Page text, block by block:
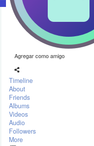
Agregar como amigo
Timeline
About
Friends
Albums
Videos
Audio
Followers
More